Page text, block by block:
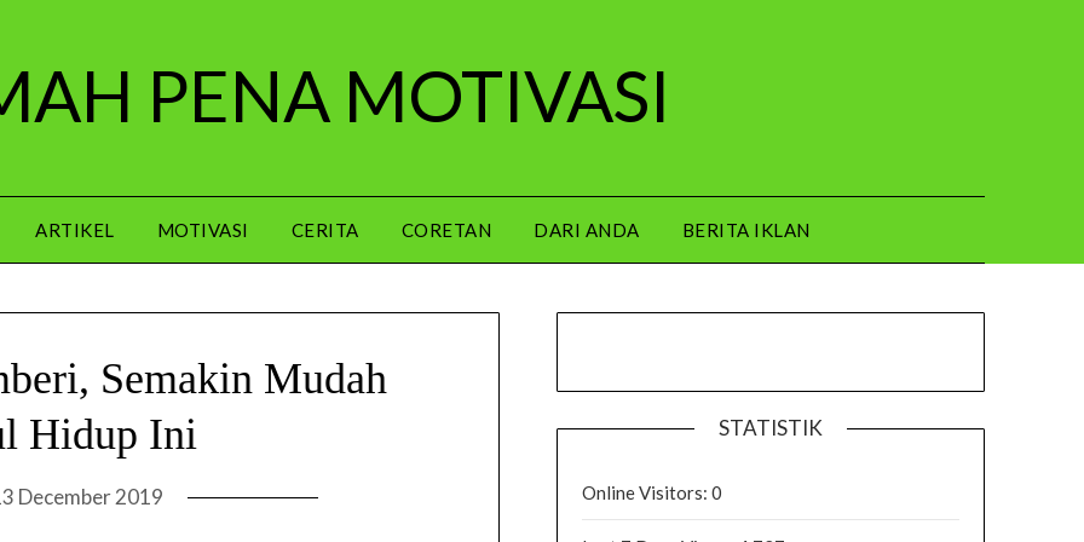
PENA MOTIVASI
ARTIKEL MOTIVASI CERITA CORETAN DARI ANDA BERITA IKLAN
Semakin Mudah
Hidup Ini
December 2019
STATISTIK
Online Visitors: 0